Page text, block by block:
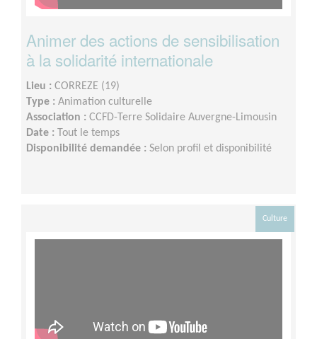
Animer des actions de sensibilisation
à la solidarité internationale
Lieu : CORREZE (19)
Type : Animation culturelle
Association : CCFD-Terre Solidaire Auvergne-Limousin
Date :
Tout le temps
Disponibilité demandée : Selon profil et disponibilité
Culture